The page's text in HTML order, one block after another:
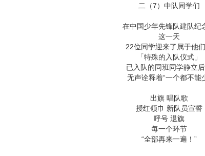
二（7）中队同学们
在中国少年先锋队建队纪
这一天
22位同学迎来了属于他
「特殊的入队仪式」
已入队的同班同学静立
无声诠释着“一个都不能
出旗 唱队歌
授红领巾 新队员宣誓
呼号 退旗
每一个环节
“全部再来一遍！”